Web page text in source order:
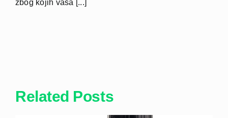
zbog kojih vaša [...]
Related Posts